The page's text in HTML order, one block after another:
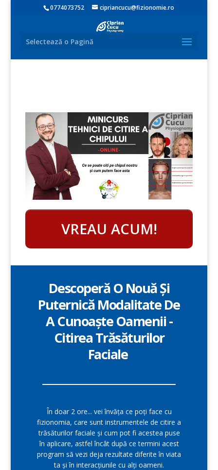
0774073752 cipriancucu@fizionomie.ro
Selectează o Pagină
VREAU ACUM!
Descoperă O Nouă Și
Puternică Modalitate De
A Cunoaște Oamenii -
Citirea Trăsăturilor
Faciale
În doar 2 ore... vei învăța ce poți face cu
fizionomia, care sunt instrumentele de citire a
trăsăturilor faciale și cum pot fi acestea puse
în aplicare, astfel încât după ce termini acest
program să vezi deja rezultate diferite în viata
ta și în interacțiunile cu alți oameni.